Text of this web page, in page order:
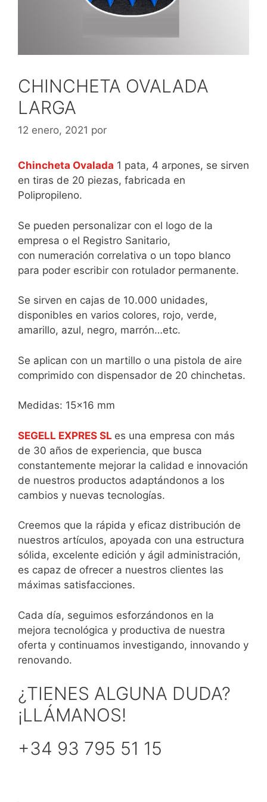
CHINCHETA OVALADA
LARGA
12 enero, 2021 por
Chincheta Ovalada 1 pata, 4 arpones, se sirven
en tiras de 20 piezas, fabricada en
Polipropileno.
Se pueden personalizar con el logo de la
empresa o el Registro Sanitario,
con numeración correlativa o un topo blanco
para poder escribir con rotulador permanente.
Se sirven en cajas de 10.000 unidades,
disponibles en varios colores, rojo, verde,
amarillo, azul, negro, marrón…etc.
Se aplican con un martillo o una pistola de aire
comprimido con dispensador de 20 chinchetas.
Medidas: 15×16 mm
SEGELL EXPRES SL es una empresa con más
de 30 años de experiencia, que busca
constantemente mejorar la calidad e innovación
de nuestros productos adaptándonos a los
cambios y nuevas tecnologías.
Creemos que la rápida y eficaz distribución de
nuestros artículos, apoyada con una estructura
sólida, excelente edición y ágil administración,
es capaz de ofrecer a nuestros clientes las
máximas satisfacciones.
Cada día, seguimos esforzándonos en la
mejora tecnológica y productiva de nuestra
oferta y continuamos investigando, innovando y
renovando.
¿TIENES ALGUNA DUDA?
¡LLÁMANOS!
+34 93 795 51 15